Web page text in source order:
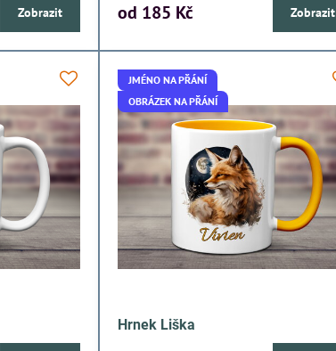
Zobrazit od 185 Kč Zobrazit
JMÉNO NA PŘÁNÍ
OBRÁZEK NA PŘÁNÍ
Hrnek Liška